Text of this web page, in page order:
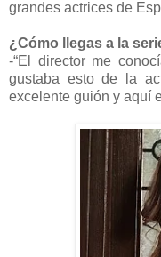
grandes actrices de
¿Cómo llegas a la
-“El director me
gustaba esto de la
excelente guión y aquí